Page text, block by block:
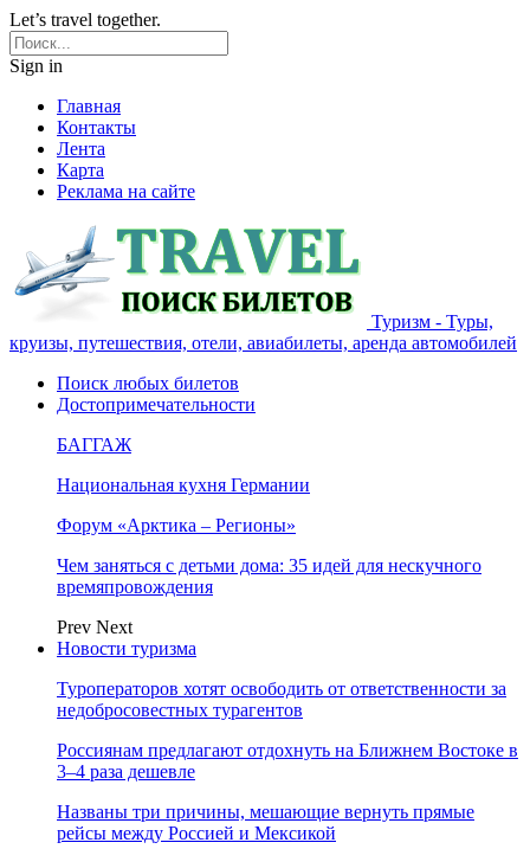
Let’s travel together.
Sign in
Главная
Контакты
Лента
Карта
Реклама на сайте
Туризм - Туры,
круизы, путешествия, отели, авиабилеты, аренда автомобилей
Поиск любых билетов
Достопримечательности
БАГГАЖ
Национальная кухня Германии
Форум «Арктика – Регионы»
Чем заняться с детьми дома: 35 идей для нескучного
времяпровождения
Prev Next
Новости туризма
Туроператоров хотят освободить от ответственности за
недобросовестных турагентов
Россиянам предлагают отдохнуть на Ближнем Востоке в
3–4 раза дешевле
Названы три причины, мешающие вернуть прямые
рейсы между Россией и Мексикой